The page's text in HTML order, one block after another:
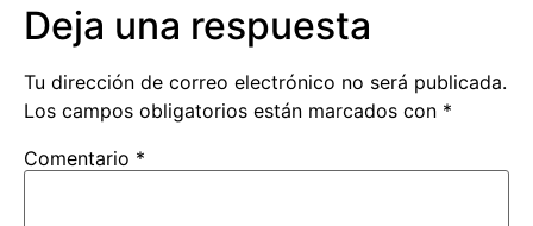
Deja una respuesta
Tu dirección de correo electrónico no será publicada.
Los campos obligatorios están marcados con *
Comentario *